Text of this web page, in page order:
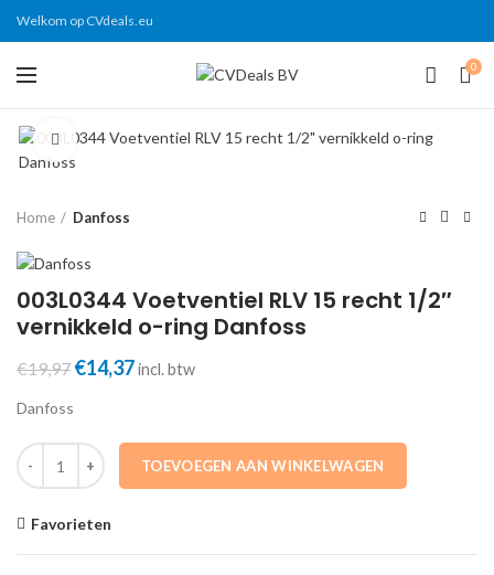
Welkom op CVdeals.eu
0
Click to enlarge
Home Danfoss
003L0344 Voetventiel RLV 15 recht 1/2″
vernikkeld o-ring Danfoss
€19,97 Oorspronkelijke
€19,97.
€14,37Huidige
€14,37.
incl. btw
Danfoss
003L0344 Voetventiel RLV 15 recht 1/2" vernikkeld o-ring Danfoss
TOEVOEGEN AAN WINKELWAGEN
Favorieten